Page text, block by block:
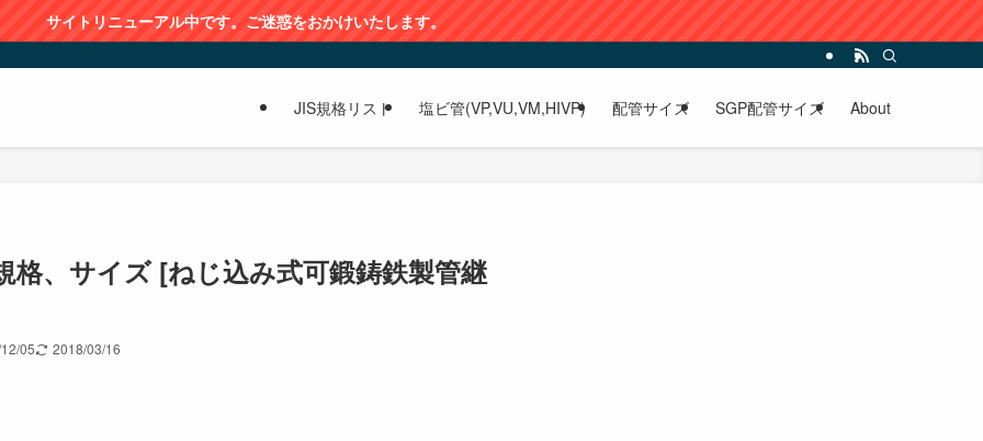
サイトリニューアル中です。ご迷惑をおかけいたします。
JIS規格リスト 塩ビ管(VP,VU,VM,HIVP) 配管サイズ SGP配管サイズ About
、サイズ [ねじ込み式可鍛鋳鉄製管継
05 2018/03/16